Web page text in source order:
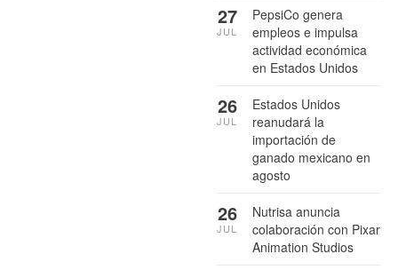
PepsiCo genera
empleos e impulsa
actividad económica
en Estados Unidos
27
JUL
Estados Unidos
reanudará la
importación de
ganado mexicano en
agosto
26
JUL
Nutrisa anuncia
colaboración con Pixar
Animation Studios
26
JUL